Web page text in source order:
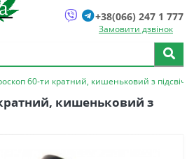
+38(066) 247 1 777
Замовити дзвінок
60-ти кратний, кишеньковий з
кишеньковий з